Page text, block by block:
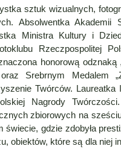
sztuk wizualnych,
Absolwentka
Ministra Kultury i
Rzeczpospolitej
honorową odznaką
Srebrnym Medalem
Twórców.
Nagrody
zbiorowych na
świecie, gdzie zdobyła
obiektów, które są dla